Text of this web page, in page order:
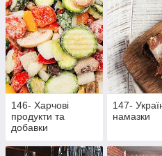
146- Харчові
продукти та
добавки
147-
намазки